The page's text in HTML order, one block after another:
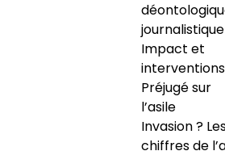
journalistique
Impact et
interventions
Préjugé sur
l’asile
Invasion ?
chiffres de